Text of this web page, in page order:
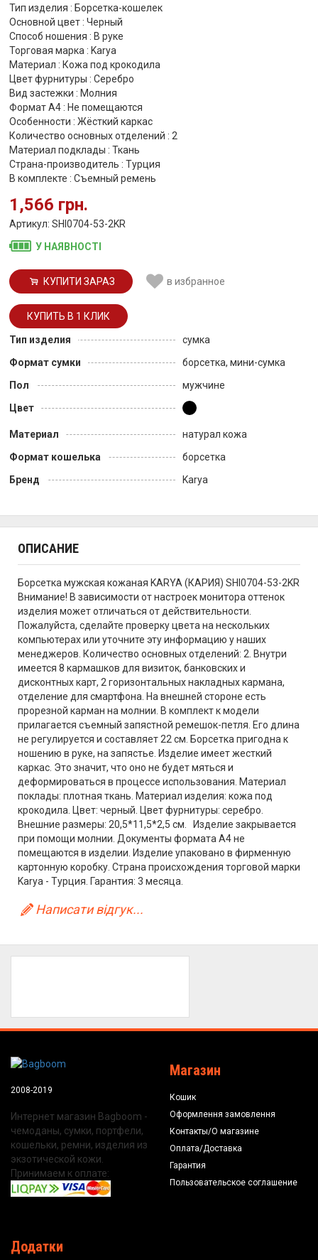
Тип изделия : Борсетка-кошелек
Основной цвет : Черный
Способ ношения : В руке
Торговая марка : Karya
Материал : Кожа под крокодила
Цвет фурнитуры : Серебро
Вид застежки : Молния
Формат А4 : Не помещаются
Особенности : Жёсткий каркас
Количество основных отделений : 2
Материал подклады : Ткань
Страна-производитель : Турция
В комплекте : Съемный ремень
1,566 грн.
Артикул: SHI0704-53-2KR
У НАЯВНОСТІ
КУПИТИ ЗАРАЗ в избранное
Тип изделия
сумка
Формат сумки
борсетка, мини-сумка
Пол
мужчине
Цвет
Материал
натурал кожа
Формат кошелька
борсетка
Бренд
Karya
ОПИСАНИЕ
Борсетка мужская кожаная KARYA (КАРИЯ) SHI0704-53-2KR
Внимание! В зависимости от настроек монитора оттенок
изделия может отличаться от действительности.
Пожалуйста, сделайте проверку цвета на нескольких
компьютерах или уточните эту информацию у наших
менеджеров. Количество основных отделений: 2. Внутри
имеется 8 кармашков для визиток, банковских и
дисконтных карт, 2 горизонтальных накладных кармана,
отделение для смартфона. На внешней стороне есть
прорезной карман на молнии. В комплект к модели
прилагается съемный запястной ремешок-петля. Его длина
не регулируется и составляет 22 см. Борсетка пригодна к
ношению в руке, на запястье. Изделие имеет жесткий
каркас. Это значит, что оно не будет мяться и
деформироваться в процессе использования. Материал
поклады: плотная ткань. Материал изделия: кожа под
крокодила. Цвет: черный. Цвет фурнитуры: серебро.
Внешние размеры: 20,5*11,5*2,5 см. Изделие закрывается
при помощи молнии. Документы формата А4 не
помещаются в изделии. Изделие упаковано в фирменную
картонную коробку. Страна происхождения торговой марки
Karya - Турция. Гарантия: 3 месяца.
Написати відгук...
2008-2019
Интернет магазин Bagboom -
чемоданы, сумки, портфели,
кошельки, ремни, изделия из
экзотической кожи.
Принимаем к оплате:
Магазин
Кошик
Оформлення замовлення
Контакты/О магазине
Оплата/Доставка
Гарантия
Пользовательское соглашение
Додатки